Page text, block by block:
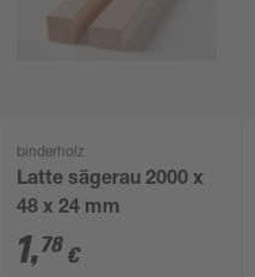
binderholz
Latte sägerau 2000 x
48 x 24 mm
1,78 €